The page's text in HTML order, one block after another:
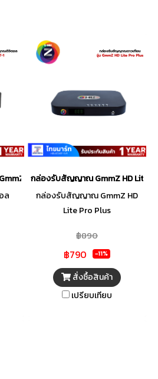
ZT-1
ล
กล่องรับสัญญาณ GmmZ HD Lite
กล่องรับสัญญาณ GmmZ HD
Lite Pro Plus
฿890
฿790 -11%
สั่งซื้อสินค้า
เปรียบเทียบ